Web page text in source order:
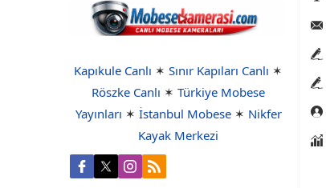
Kapıkule Canlı ✶ Sınır Kapıları Canlı ✶
Röszke Canlı ✶ Türkiye Mobese
Yayınları ✶ İstanbul Mobese✶ Nikfer
Kayak Merkezi